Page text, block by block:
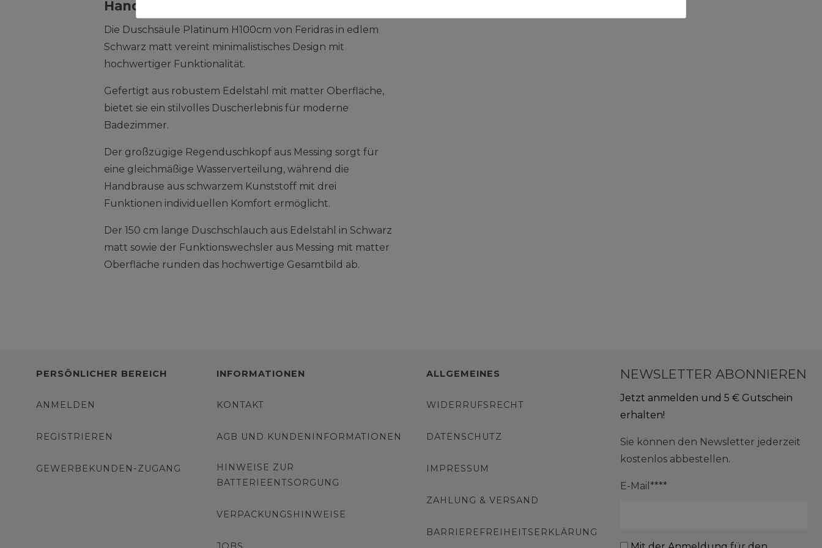
Handbrause Schwarz
Die Duschsäule Platinum H100cm von Feridras in edlem
Schwarz matt vereint minimalistisches Design mit
hochwertiger Funktionalität.
Gefertigt aus robustem Edelstahl mit matter Oberfläche,
bietet sie ein stilvolles Duscherlebnis für moderne
Badezimmer.
Der großzügige Regenduschkopf aus Messing sorgt für
eine gleichmäßige Wasserverteilung, während die
Handbrause aus schwarzem Kunststoff mit drei
Funktionen individuellen Komfort ermöglicht.
Der 150 cm lange Duschschlauch aus Edelstahl in Schwarz
matt sowie der Funktionswechsler aus Messing mit matter
Oberfläche runden das hochwertige Gesamtbild ab.
PERSÖNLICHER BEREICH
ANMELDEN
REGISTRIEREN
GEWERBEKUNDEN-ZUGANG
INFORMATIONEN
KONTAKT
AGB UND KUNDENINFORMATIONEN
HINWEISE ZUR
BATTERIEENTSORGUNG
VERPACKUNGSHINWEISE
ALLGEMEINES
WIDERRUFSRECHT
DATENSCHUTZ
IMPRESSUM
ZAHLUNG & VERSAND
BARRIEREFREIHEITSERKLÄRUNG
NEWSLETTER ABONNIEREN
Jetzt anmelden und 5 € Gutschein
erhalten!
Sie können den Newsletter jederzeit
kostenlos abbestellen.
E-Mail****